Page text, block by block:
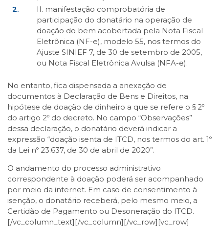
II. manifestação comprobatória de
participação do donatário na operação de
doação do bem acobertada pela Nota Fiscal
Eletrônica (NF-e), modelo 55, nos termos do
Ajuste SINIEF 7, de 30 de setembro de 2005,
ou Nota Fiscal Eletrônica Avulsa (NFA-e).
No entanto, fica dispensada a anexação de
documentos à Declaração de Bens e Direitos, na
hipótese de doação de dinheiro a que se refere o § 2º
do artigo 2º do decreto. No campo “Observações”
dessa declaração, o donatário deverá indicar a
expressão “doação isenta de ITCD, nos termos do art. 1º
da Lei nº 23.637, de 30 de abril de 2020”.
O andamento do processo administrativo
correspondente à doação poderá ser acompanhado
por meio da internet. Em caso de consentimento à
isenção, o donatário receberá, pelo mesmo meio, a
Certidão de Pagamento ou Desoneração do ITCD.
[/vc_column_text][/vc_column][/vc_row][vc_row]